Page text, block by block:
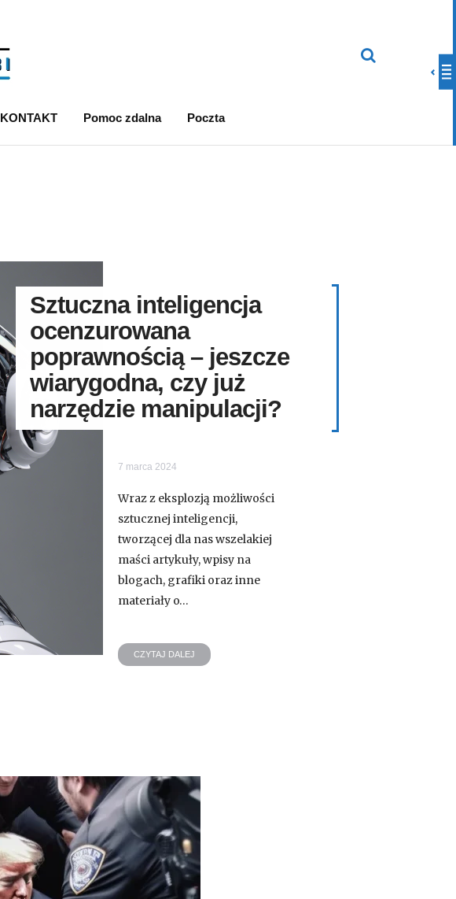
KONTAKT Pomoc zdalna Poczta
Sztuczna inteligencja
ocenzurowana
poprawnością – jeszcze
wiarygodna, czy już
narzędzie manipulacji?
7 marca 2024
Wraz z eksplozją możliwości
sztucznej inteligencji,
tworzącej dla nas wszelakiej
maści artykuły, wpisy na
blogach, grafiki oraz inne
materiały o…
CZYTAJ DALEJ